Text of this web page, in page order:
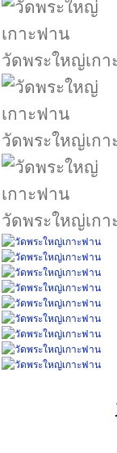
วัดพระใหญ่เกา
วัดพระใหญ่เกา
วัดพระใหญ่เกา